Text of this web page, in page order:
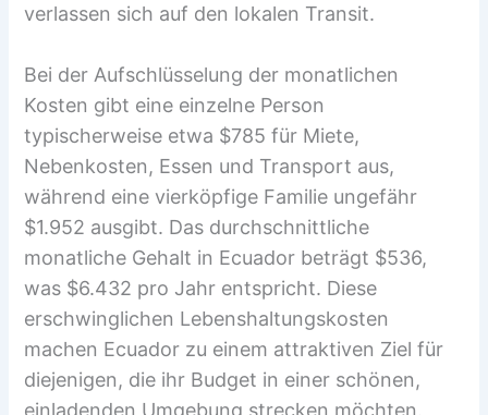
verlassen sich auf den lokalen Transit.
Bei der Aufschlüsselung der monatlichen
Kosten gibt eine einzelne Person
typischerweise etwa $785 für Miete,
Nebenkosten, Essen und Transport aus,
während eine vierköpfige Familie ungefähr
$1.952 ausgibt. Das durchschnittliche
monatliche Gehalt in Ecuador beträgt $536,
was $6.432 pro Jahr entspricht. Diese
erschwinglichen Lebenshaltungskosten
machen Ecuador zu einem attraktiven Ziel für
diejenigen, die ihr Budget in einer schönen,